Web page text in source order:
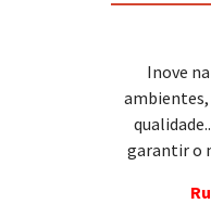
Inove
ambientes,
garantir o